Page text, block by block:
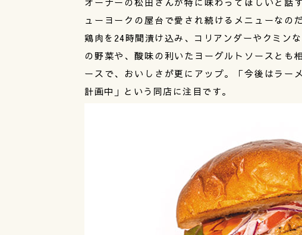
ューヨークの屋台で愛され続けるメニューなの
鶏肉を24時間漬け込み、コリアンダーやクミン
の野菜や、酸味の利いたヨーグルトソースとも
ースで、おいしさが更にアップ。「今後はラー
計画中」という同店に注目です。